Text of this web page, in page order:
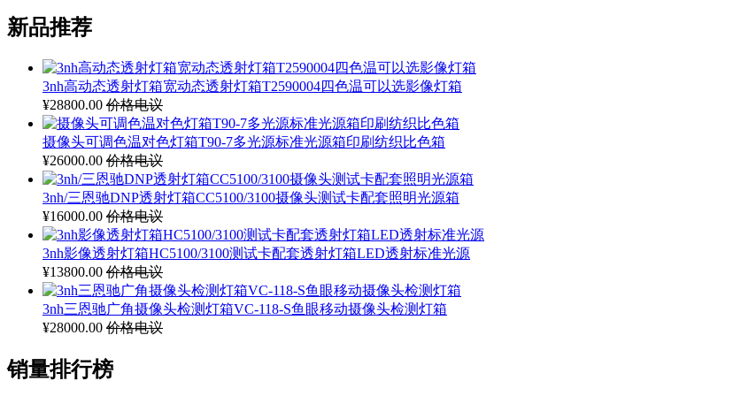
新品推荐
3nh高动态透射灯箱宽动态透射灯箱T2590004四色温可以选影像灯箱
¥28800.00 价格电议
摄像头可调色温对色灯箱T90-7多光源标准光源箱印刷纺织比色箱
¥26000.00 价格电议
3nh/三恩驰DNP透射灯箱CC5100/3100摄像头测试卡配套照明光源箱
¥16000.00 价格电议
3nh影像透射灯箱HC5100/3100测试卡配套透射灯箱LED透射标准光源
¥13800.00 价格电议
3nh三恩驰广角摄像头检测灯箱VC-118-S鱼眼移动摄像头检测灯箱
¥28000.00 价格电议
销量排行榜